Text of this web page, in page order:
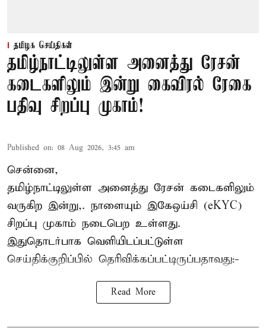
தமிழக செய்திகள்
தமிழ்நாட்டிலுள்ள அனைத்து ரேசன்
கடைகளிலும் இன்று கைவிரல் ரேகை
பதிவு சிறப்பு முகாம்!
Published on: 08 Aug 2026, 3:45 am
சென்னை,
தமிழ்நாட்டிலுள்ள அனைத்து ரேசன் கடைகளிலும்
வருகிற இன்று,. நாளையும் இகேஒய்சி (eKYC)
சிறப்பு முகாம் நடைபெற உள்ளது.
இதுதொடர்பாக வெளியிடப்பட்டுள்ள
செய்திக்குறிப்பில் தெரிவிக்கப்பட்டிருப்பதாவது:-
Read More